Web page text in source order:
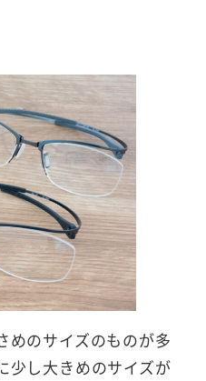
めのサイズのものが多
少し大きめのサイズが